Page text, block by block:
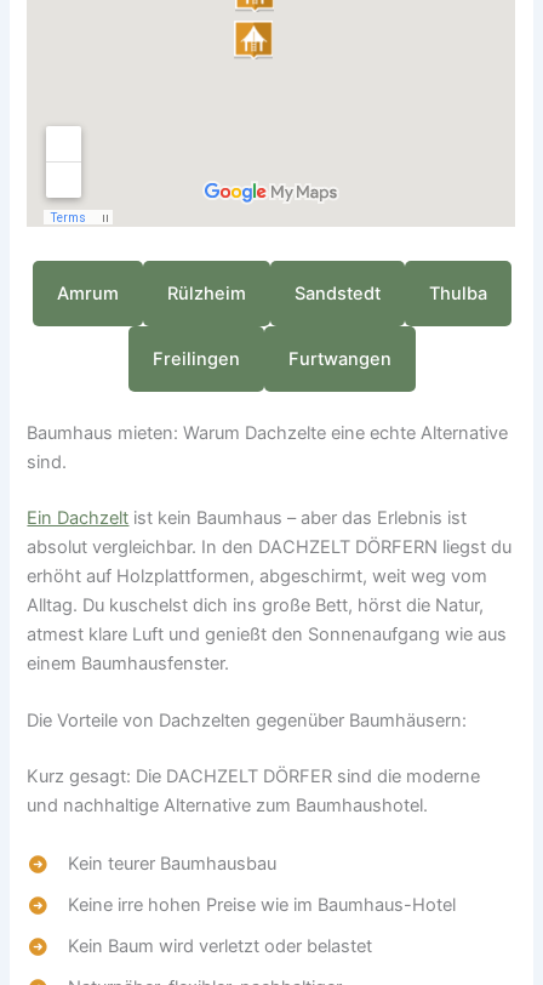
Amrum Rülzheim Sandstedt Thulba
Freilingen Furtwangen
Baumhaus mieten: Warum Dachzelte eine echte Alternative
sind.
Ein Dachzelt ist kein Baumhaus – aber das Erlebnis ist
absolut vergleichbar. In den DACHZELT DÖRFERN liegst du
erhöht auf Holzplattformen, abgeschirmt, weit weg vom
Alltag. Du kuschelst dich ins große Bett, hörst die Natur,
atmest klare Luft und genießt den Sonnenaufgang wie aus
einem Baumhausfenster.
Die Vorteile von Dachzelten gegenüber Baumhäusern:
Kurz gesagt: Die DACHZELT DÖRFER sind die moderne
und nachhaltige Alternative zum Baumhaushotel.
Kein teurer Baumhausbau
Keine irre hohen Preise wie im Baumhaus-Hotel
Kein Baum wird verletzt oder belastet